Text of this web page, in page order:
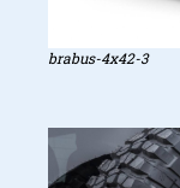
brabus-4x42-3